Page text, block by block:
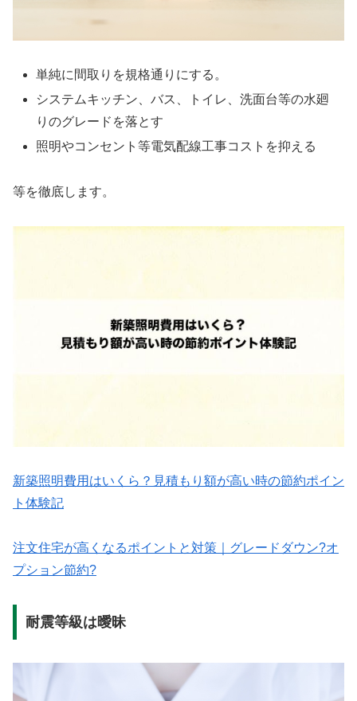
単純に間取りを規格通りにする。
システムキッチン、バス、トイレ、洗面台等の水廻
りのグレードを落とす
照明やコンセント等電気配線工事コストを抑える
等を徹底します。
新築照明費用はいくら？見積もり額が高い時の節約ポイン
ト体験記
注文住宅が高くなるポイントと対策｜グレードダウン?オ
プション節約?
耐震等級は曖昧